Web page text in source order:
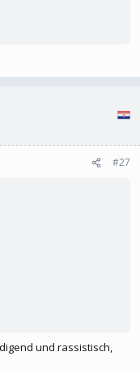
#27
und rassistisch,